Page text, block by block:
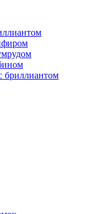
бриллиантом